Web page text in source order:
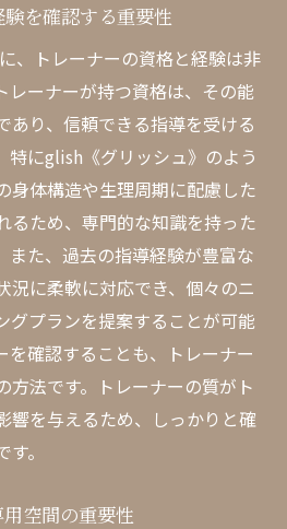
ログラムの内容と効果
ためのリラックス法
り入れたトレーニング
ためのサポート体制
ョンとコミュニティの活用
の重要性と健康への影響
おすすめ トレーニングプ
心トレーニングプラン
わせたカスタムプラン
感じられる集中プラン
力アップを両立するプラン
ジカルのバランスを取るプ
を確認する重要性
、トレーナーの資格と経験は非
レーナーが持つ資格は、その能
あり、信頼できる指導を受ける
特にglish《グリッシュ》のよう
身体構造や生理周期に配慮した
るため、専門的な知識を持った
また、過去の指導経験が豊富な
況に柔軟に対応でき、個々のニ
グプランを提案することが可能
を確認することも、トレーナー
方法です。トレーナーの質がト
響を与えるため、しっかりと確
。
空間の重要性